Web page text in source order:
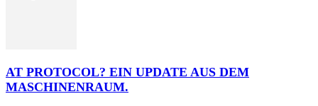
AT PROTOCOL? EIN UPDATE AUS DEM
MASCHINENRAUM.